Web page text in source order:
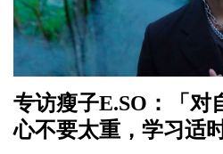
专访瘦子E.SO：「对
心不要太重，学习适